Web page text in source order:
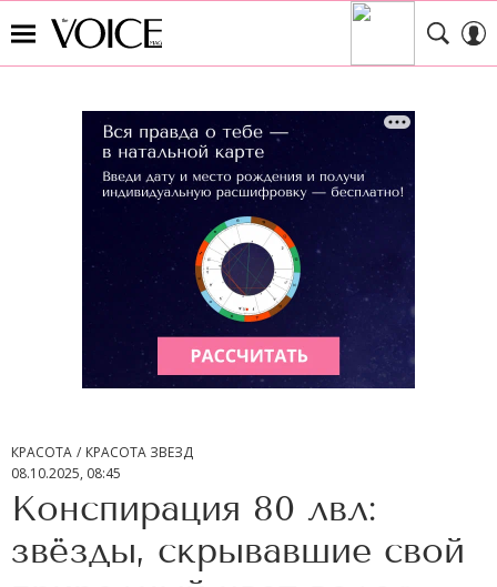
КРАСОТА
КРАСОТА ЗВЕЗД
08.10.2025, 08:45
Конспирация 80 лвл:
звёзды, скрывавшие свой